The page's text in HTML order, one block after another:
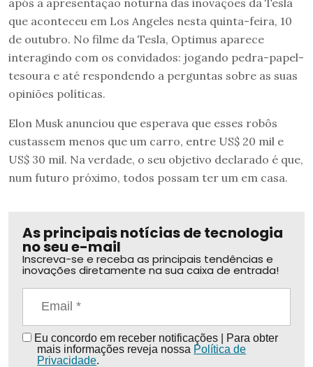
que aconteceu em Los Angeles nesta quinta-feira, 10
de outubro. No filme da Tesla, Optimus aparece
interagindo com os convidados: jogando pedra-papel-
tesoura e até respondendo a perguntas sobre as suas
opiniões políticas.
Elon Musk anunciou que esperava que esses robôs
custassem menos que um carro, entre US$ 20 mil e
US$ 30 mil. Na verdade, o seu objetivo declarado é que,
num futuro próximo, todos possam ter um em casa.
As principais notícias de tecnologia
no seu e-mail
Inscreva-se e receba as principais tendências e
inovações diretamente na sua caixa de entrada!
Eu concordo em receber notificações | Para obter
mais informações reveja nossa Política de
Privacidade.